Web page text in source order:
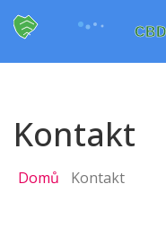
Kontakt
Domů Kontakt